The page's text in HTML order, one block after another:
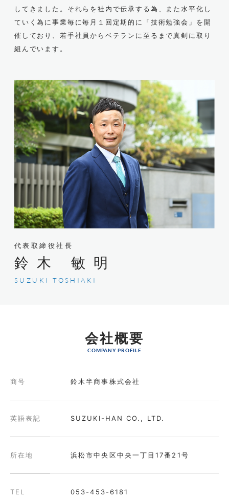
してきました。それらを社内で伝承する為、また水平化し
ていく為に事業毎に毎月１回定期的に「技術勉強会」を開
催しており、若手社員からベテランに至るまで真剣に取り
組んでいます。
代表取締役社長
鈴木 敏明
SUZUKI TOSHIAKI
会社概要
COMPANY PROFILE
商号 鈴木半商事株式会社
英語表記 SUZUKI-HAN CO., LTD.
所在地 浜松市中央区中央一丁目17番21号
TEL 053-453-6181